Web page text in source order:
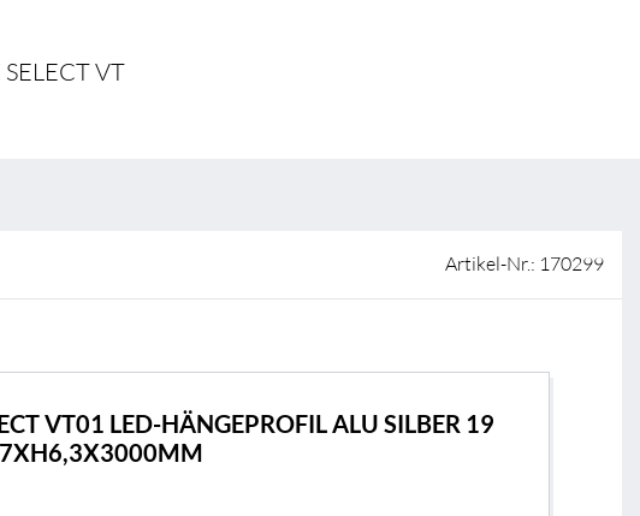
VT
Artikel-Nr.: 170299
VT01 LED-HÄNGEPROFIL ALU SILBER 19